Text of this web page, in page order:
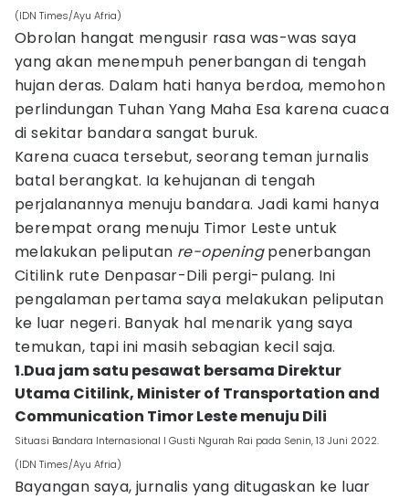
(IDN Times/Ayu Afria)
Obrolan hangat mengusir rasa was-was saya
yang akan menempuh penerbangan di tengah
hujan deras. Dalam hati hanya berdoa, memohon
perlindungan Tuhan Yang Maha Esa karena cuaca
di sekitar bandara sangat buruk.
Karena cuaca tersebut, seorang teman jurnalis
batal berangkat. Ia kehujanan di tengah
perjalanannya menuju bandara. Jadi kami hanya
berempat orang menuju Timor Leste untuk
melakukan peliputan re-openingpenerbangan
Citilink rute Denpasar-Dili pergi-pulang. Ini
pengalaman pertama saya melakukan peliputan
ke luar negeri. Banyak hal menarik yang saya
temukan, tapi ini masih sebagian kecil saja.
1.Dua jam satu pesawat bersama Direktur
Utama Citilink, Minister of Transportation and
Communication Timor Leste menuju Dili
Situasi Bandara Internasional I Gusti Ngurah Rai pada Senin, 13 Juni 2022.
(IDN Times/Ayu Afria)
Bayangan saya, jurnalis yang ditugaskan ke luar